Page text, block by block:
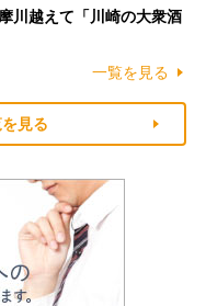
川越えて「川崎の大衆酒
一覧を見る
見る